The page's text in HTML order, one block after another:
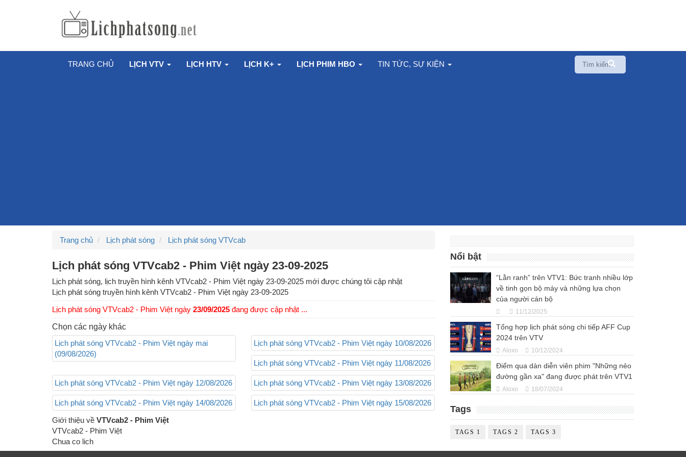
TRANG CHỦ LỊCH VTV LỊCH HTV LỊCH K+ LỊCH PHIM HBO TIN TỨC, SỰ KIỆN
Trang chủ Lịch phát sóng Lịch phát sóng VTVcab
Lịch phát sóng VTVcab2 - Phim Việt ngày 23-09-2025
Lịch phát sóng, lịch truyền hình kênh VTVcab2 - Phim Việt ngày 23-09-2025 mới được chúng tôi cập nhật
Lịch phát sóng truyền hình kênh VTVcab2 - Phim Việt ngày 23-09-2025
Lịch phát sóng VTVcab2 - Phim Việt ngày 23/09/2025 đang được cập nhật ...
Chọn các ngày khác
Lịch phát sóng VTVcab2 - Phim Việt ngày mai
(09/08/2026)
Lịch phát sóng VTVcab2 - Phim Việt ngày 10/08/2026
Lịch phát sóng VTVcab2 - Phim Việt ngày 11/08/2026
Lịch phát sóng VTVcab2 - Phim Việt ngày 12/08/2026 Lịch phát sóng VTVcab2 - Phim Việt ngày 13/08/2026
Lịch phát sóng VTVcab2 - Phim Việt ngày 14/08/2026
Lịch phát sóng VTVcab2 - Phim Việt ngày 15/08/2026
Giới thiệu về VTVcab2 - Phim Việt
VTVcab2 - Phim Việt
Chua co lich
Nổi bật
“Lằn ranh” trên VTV1: Bức tranh nhiều lớp
về tinh gọn bộ máy và những lựa chọn
của người cán bộ
11/12/2025
Tổng hợp lịch phát sóng chi tiếp AFF Cup
2024 trên VTV
Aloxo 10/12/2024
Điểm qua dàn diễn viên phim "Những nẻo
đường gần xa" đang được phát trên VTV1
Aloxo 18/07/2024
Tags
TAGS 1 TAGS 2 TAGS 3